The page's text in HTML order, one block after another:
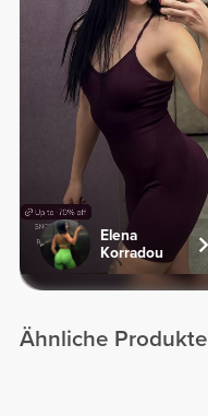
Elena
Korradou
Ähnliche Produkte